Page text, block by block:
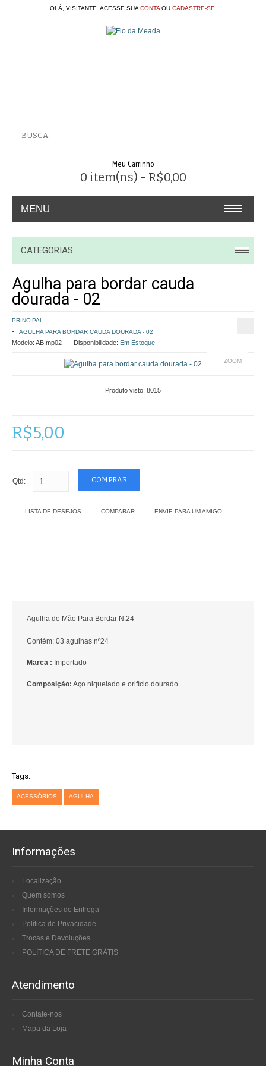
OLÁ, VISITANTE. ACESSE SUA CONTAOU CADASTRE-SE
Meu Carrinho
0 item(ns) - R$0,00
MENU
A EMPRESA
CONTATO
COMO COMPRAR
SIMULAR FRETE
FINALIZAR COMPRA
CATEGORIAS
Agulha para bordar cauda
dourada - 02
PRINCIPAL
AGULHA PARA BORDAR CAUDA DOURADA - 02
Modelo: ABImp02 Disponibilidade: Em Estoque
ZOOM
Produto visto: 8015
R$5,00
Qtd:
LISTA DE DESEJOS COMPARAR ENVIE PARA UM AMIGO
Agulha de Mão Para Bordar N.24
Contém: 03 agulhas nº24
Marca : Importado
Composição: Aço niquelado e orifício dourado.
Tags:
ACESSÓRIOS AGULHA
Informações
Localização
Quem somos
Informações de Entrega
Política de Privacidade
Trocas e Devoluções
POLÍTICA DE FRETE GRÁTIS
Atendimento
Contate-nos
Mapa da Loja
Minha Conta